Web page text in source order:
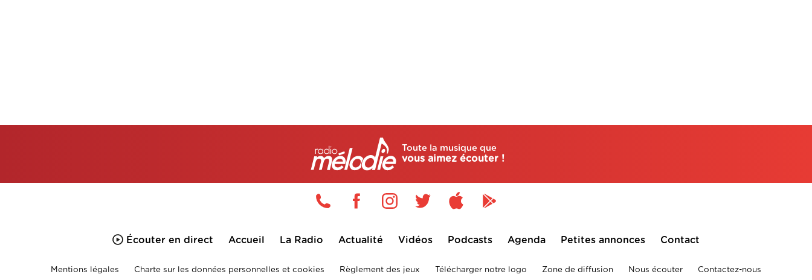
Toute la musique que
vous aimez écouter !
Écouter en direct Accueil La Radio Actualité Vidéos Podcasts Agenda Petites annonces Contact
Mentions légales Charte sur les données personnelles et cookies Règlement des jeux Télécharger notre logo Zone de diffusion Nous écouter Contactez-nous